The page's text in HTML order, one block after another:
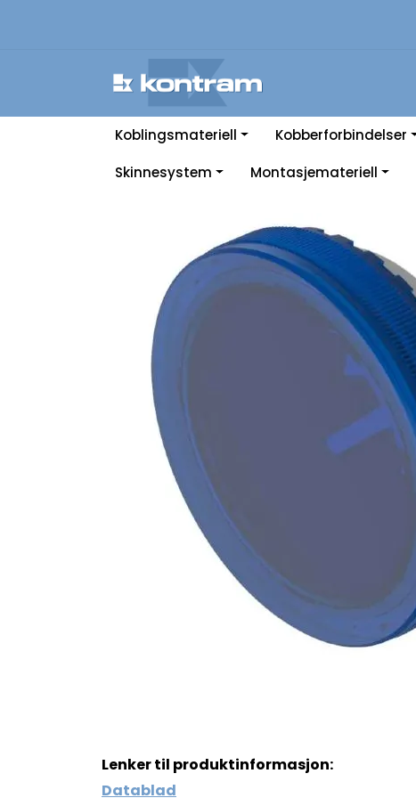
Koblingsmateriell Kobberforbindelser
Skinnesystem
Montasjemateriell
Lenker til produktinformasjon:
Datablad